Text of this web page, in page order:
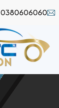
0380606060